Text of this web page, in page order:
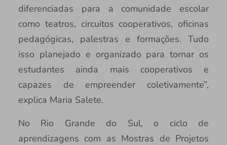
diferenciadas para a comunidade escolar
como teatros, circuitos cooperativos, oficinas
pedagógicas, palestras e formações. Tudo
isso planejado e organizado para tornar os
estudantes ainda mais cooperativos e
capazes de empreender coletivamente”,
explica Maria Salete.
No Rio Grande do Sul, o ciclo de
aprendizagens com as Mostras de Projetos